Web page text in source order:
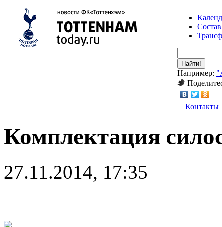
Состав
Найти!
Например:
Контакты
Комплектация
27.11.2014, 17:35